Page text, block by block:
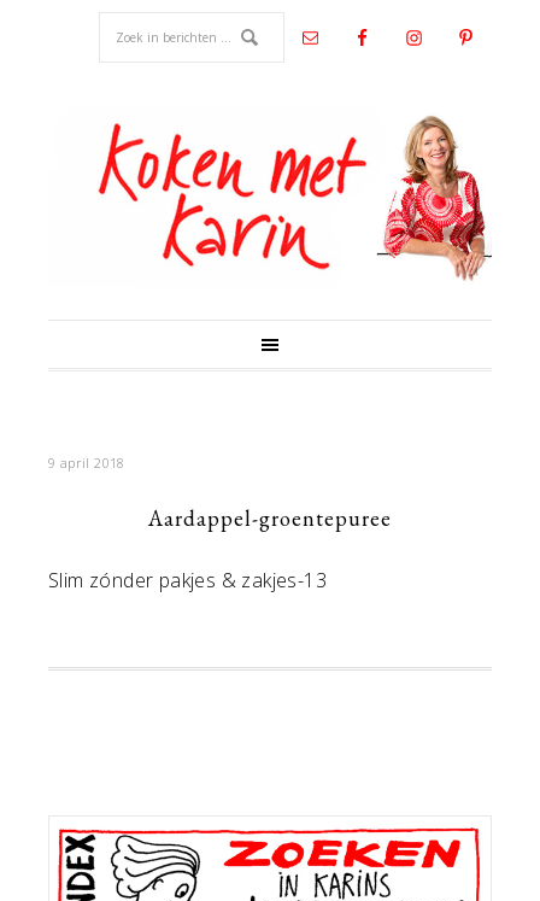
9 april 2018
Aardappel-groentepuree
Slim zónder pakjes & zakjes-13
Primaire
Sidebar